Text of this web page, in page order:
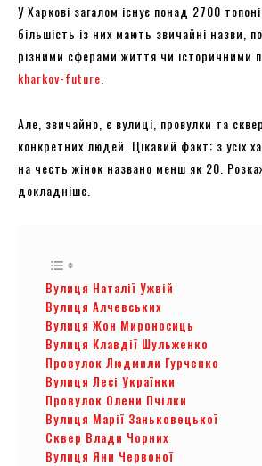
У Харкові загалом існує понад 2700
більшість із них мають звичайні назви,
різними сферами життя чи історичними
kharkov-future
Але, звичайно, є вулиці, провулки та
конкретних людей. Цікавий факт: з усіх
на честь жінок названо менш як 20.
докладніше.
Вулиця Наталії Ужвій
Вулиця Алчевських
Вулиця Жон Мироносиць
Вулиця Клавдії Шульженко
Провулок Людмили Гурченко
Вулиця Лесі Українки
Провулок Олени Пчілки
Вулиця Марії Заньковецької
Сквер Влади Чорних
Вулиця Яни Червоної